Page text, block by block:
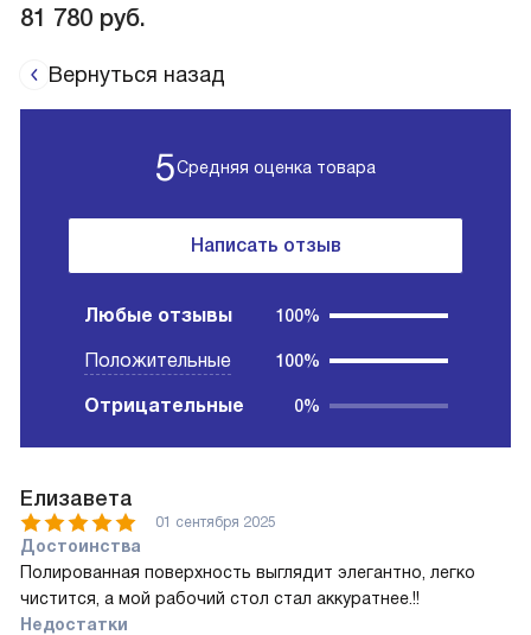
81 780 руб.
Вернуться назад
5Средняя оценка товара
Написать отзыв
Любые отзывы 100%
Положительные 100%
Отрицательные 0%
Елизавета
01 сентября 2025
Достоинства
Полированная поверхность выглядит элегантно, легко
чистится, а мой рабочий стол стал аккуратнее.!!
Недостатки